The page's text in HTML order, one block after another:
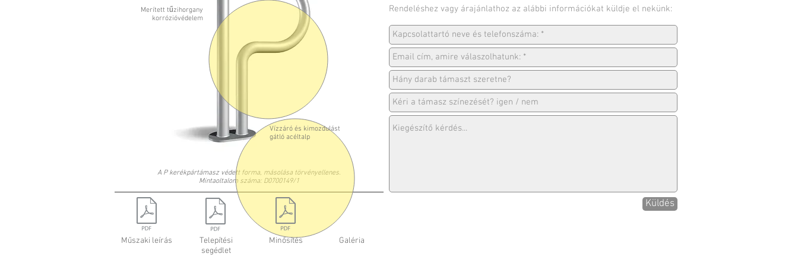
Rendeléshez vagy árajánlathoz az alábbi információkat küldje el nekünk:
A P kerékpártámasz védett forma, másolása törvényellenes.
Mintaoltalom száma: D0700149/1
Vízzáró és kimozdulást
gátló acéltalp
Merített tűzihorgany
korrózióvédelem
Küldés
Műszaki leírás
Telepítési
segédlet
Minősítés Galéria